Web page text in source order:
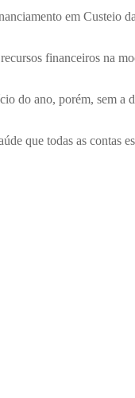
em Custeio
financeiros na
do ano, porém, sem a
que todas as contas